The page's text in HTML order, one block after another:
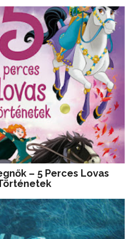
– 5 Perces Lovas